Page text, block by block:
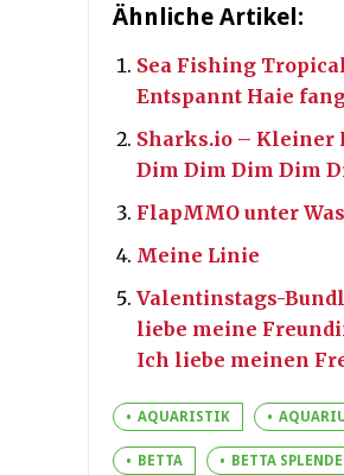
Ähnliche Artikel:
Sea Fishing
Entspannt Haie
Sharks.io – Kleiner
Dim Dim Dim Dim
FlapMMO unter
Meine Linie
Valentinstags-
liebe meine
Ich liebe meinen
AQUARISTIK
BETTA BETTA